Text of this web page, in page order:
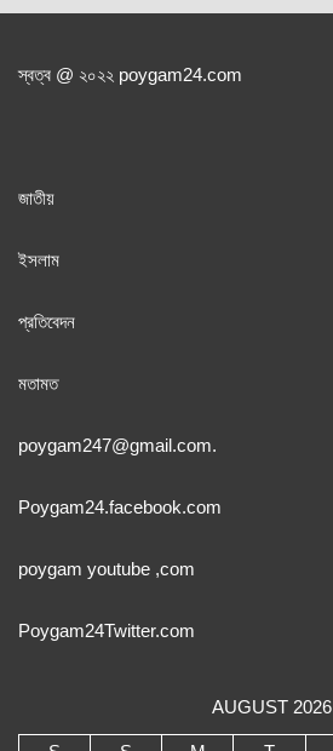
স্বত্ব @ ২০২২ poygam24.com
জাতীয়
ইসলাম
প্রতিবেদন
মতামত
poygam247@gmail.com.
Poygam24.facebook.com
poygam youtube ,com
Poygam24Twitter.com
AUGUST 2026